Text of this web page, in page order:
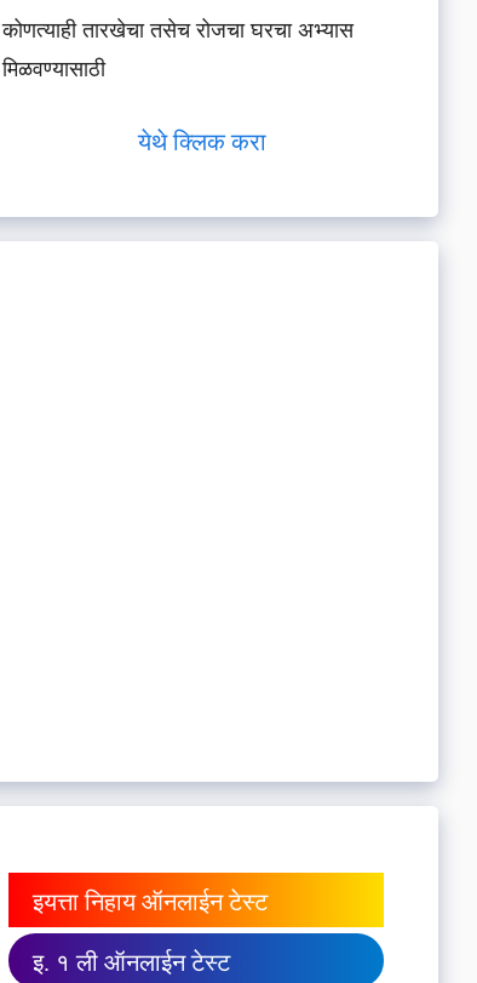
कोणत्याही तारखेचा तसेच रोजचा घरचा अभ्यास
मिळवण्यासाठी
येथे क्लिक करा
इयत्ता निहाय ऑनलाईन टेस्ट
इ. १ ली ऑनलाईन टेस्ट